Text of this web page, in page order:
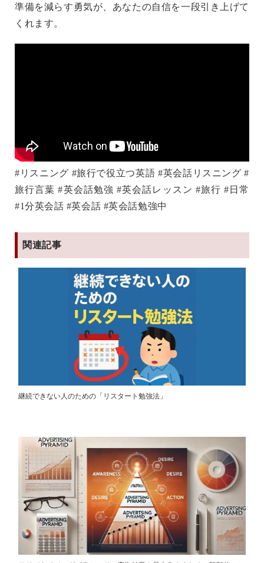
準備を減らす勇気が、あなたの自信を一段引き上げて
くれます。
#リスニング #旅行で役立つ英語 #英会話リスニング #
旅行言葉 #英会話勉強 #英会話レッスン #旅行 #日常
#1分英会話 #英会話 #英会話勉強中
関連記事
継続できない人のための「リスタート勉強法」